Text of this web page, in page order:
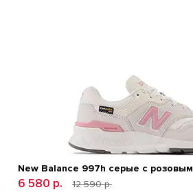
New Balance 997h серые с розовым
6 580 р.
12 590 р.